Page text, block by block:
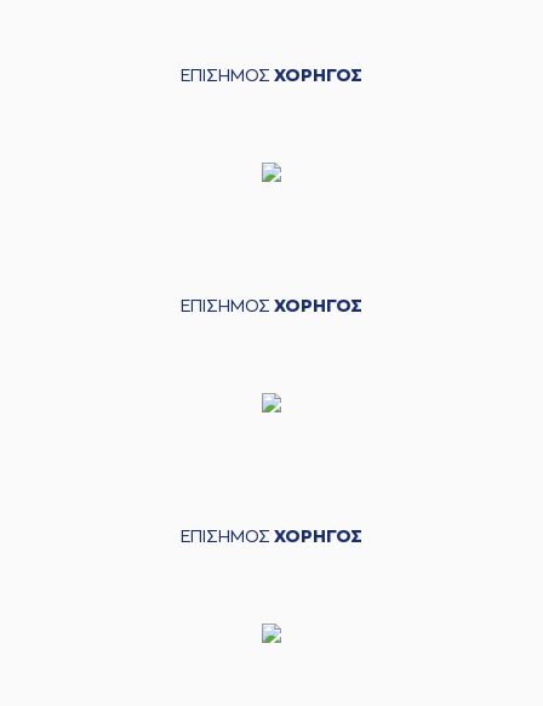
ΕΠΙΣΗΜΟΣ ΧΟΡΗΓΟΣ
ΕΠΙΣΗΜΟΣ ΧΟΡΗΓΟΣ
ΕΠΙΣΗΜΟΣ ΧΟΡΗΓΟΣ